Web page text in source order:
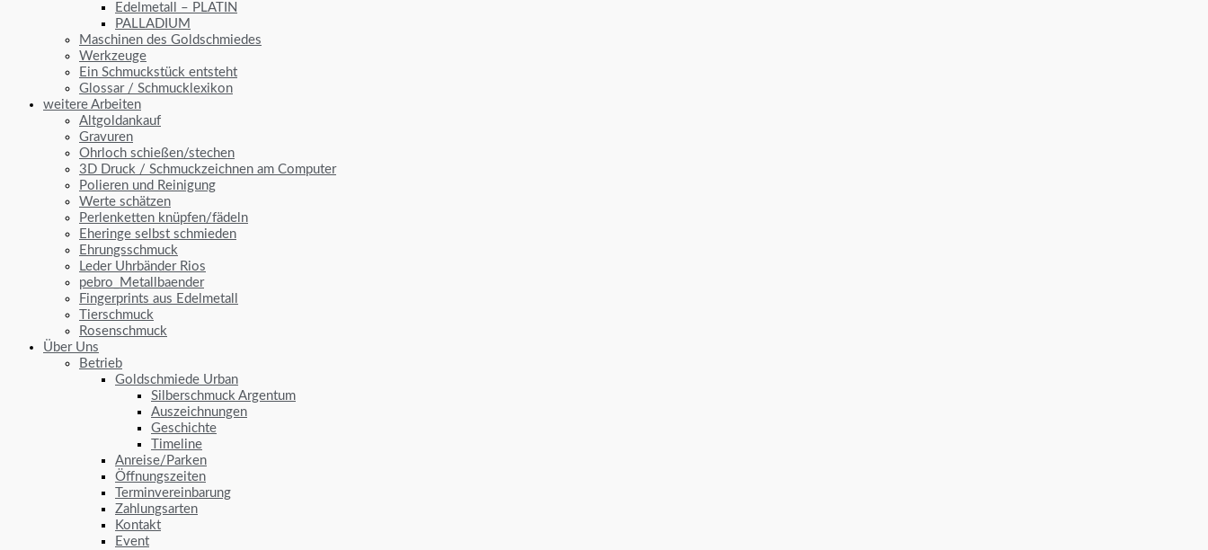
Edelmetall – PLATIN
PALLADIUM
Maschinen des Goldschmiedes
Werkzeuge
Ein Schmuckstück entsteht
Glossar / Schmucklexikon
weitere Arbeiten
Altgoldankauf
Gravuren
Ohrloch schießen/stechen
3D Druck / Schmuckzeichnen am Computer
Polieren und Reinigung
Werte schätzen
Perlenketten knüpfen/fädeln
Eheringe selbst schmieden
Ehrungsschmuck
Leder Uhrbänder Rios
pebro_Metallbaender
Fingerprints aus Edelmetall
Tierschmuck
Rosenschmuck
Über Uns
Betrieb
Goldschmiede Urban
Silberschmuck Argentum
Auszeichnungen
Geschichte
Timeline
Anreise/Parken
Öffnungszeiten
Terminvereinbarung
Zahlungsarten
Kontakt
Event